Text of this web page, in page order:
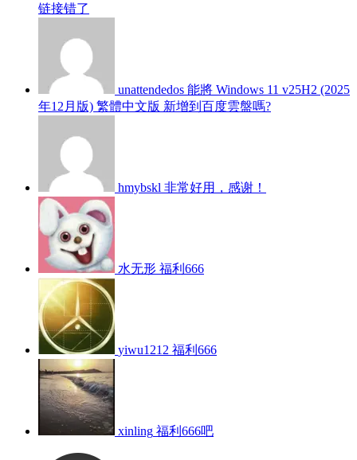
链接错了
unattendedos 能將 Windows 11 v25H2 (2025
年12月版) 繁體中文版 新增到百度雲盤嗎?
hmybskl 非常好用，感谢！
水无形 福利666
yiwu1212 福利666
xinling 福利666吧